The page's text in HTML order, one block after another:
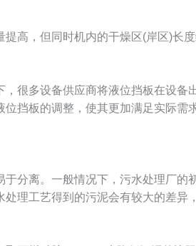
高，但同时机内的干燥区(岸区)长
很多设备供应商将液位挡板在设备
挡板的调整，使其更加满足实际需求
分离。一般情况下，污水处理厂的
理工艺得到的污泥会有较大的差异